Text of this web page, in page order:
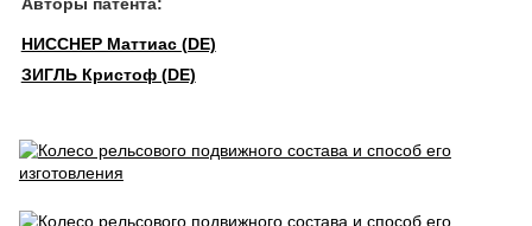
НИССНЕР Маттиас (DE)
ЗИГЛЬ Кристоф (DE)